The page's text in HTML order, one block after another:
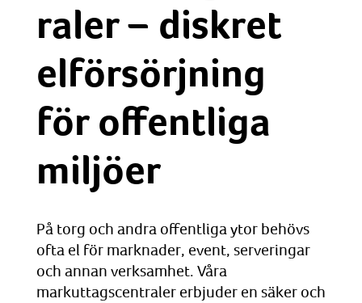
raler – diskret
elförsörjning
för offentliga
miljöer
På torg och andra offentliga ytor behövs
ofta el för marknader, event, serveringar
och annan verksamhet. Våra
markuttagscentraler erbjuder en säker och